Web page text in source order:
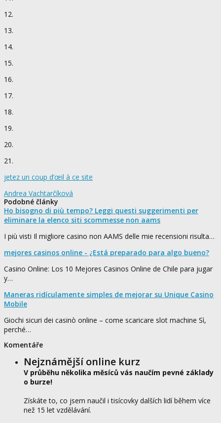
12.
13.
14.
15.
16.
17.
18.
19.
20.
21.
jetez un coup d’œil à ce site
Andrea Vachtarčíková
Podobné články
Ho bisogno di più tempo? Leggi questi suggerimenti per
eliminare la elenco siti scommesse non aams
I più visti Il migliore casino non AAMS delle mie recensioni risulta…
mejores casinos online - ¿Está preparado para algo bueno?
Casino Online: Los 10 Mejores Casinos Online de Chile para jugar
y…
Maneras ridículamente simples de mejorar su Unique Casino
Mobile
Giochi sicuri dei casinò online – come scaricare slot machine Sì,
perché…
Komentáře
Nejznámější online kurz
V průběhu několika měsíců vás naučím pevné základy
o burze!
Získáte to, co jsem naučil i tisícovky dalších lidí během více
než 15 let vzdělávání.